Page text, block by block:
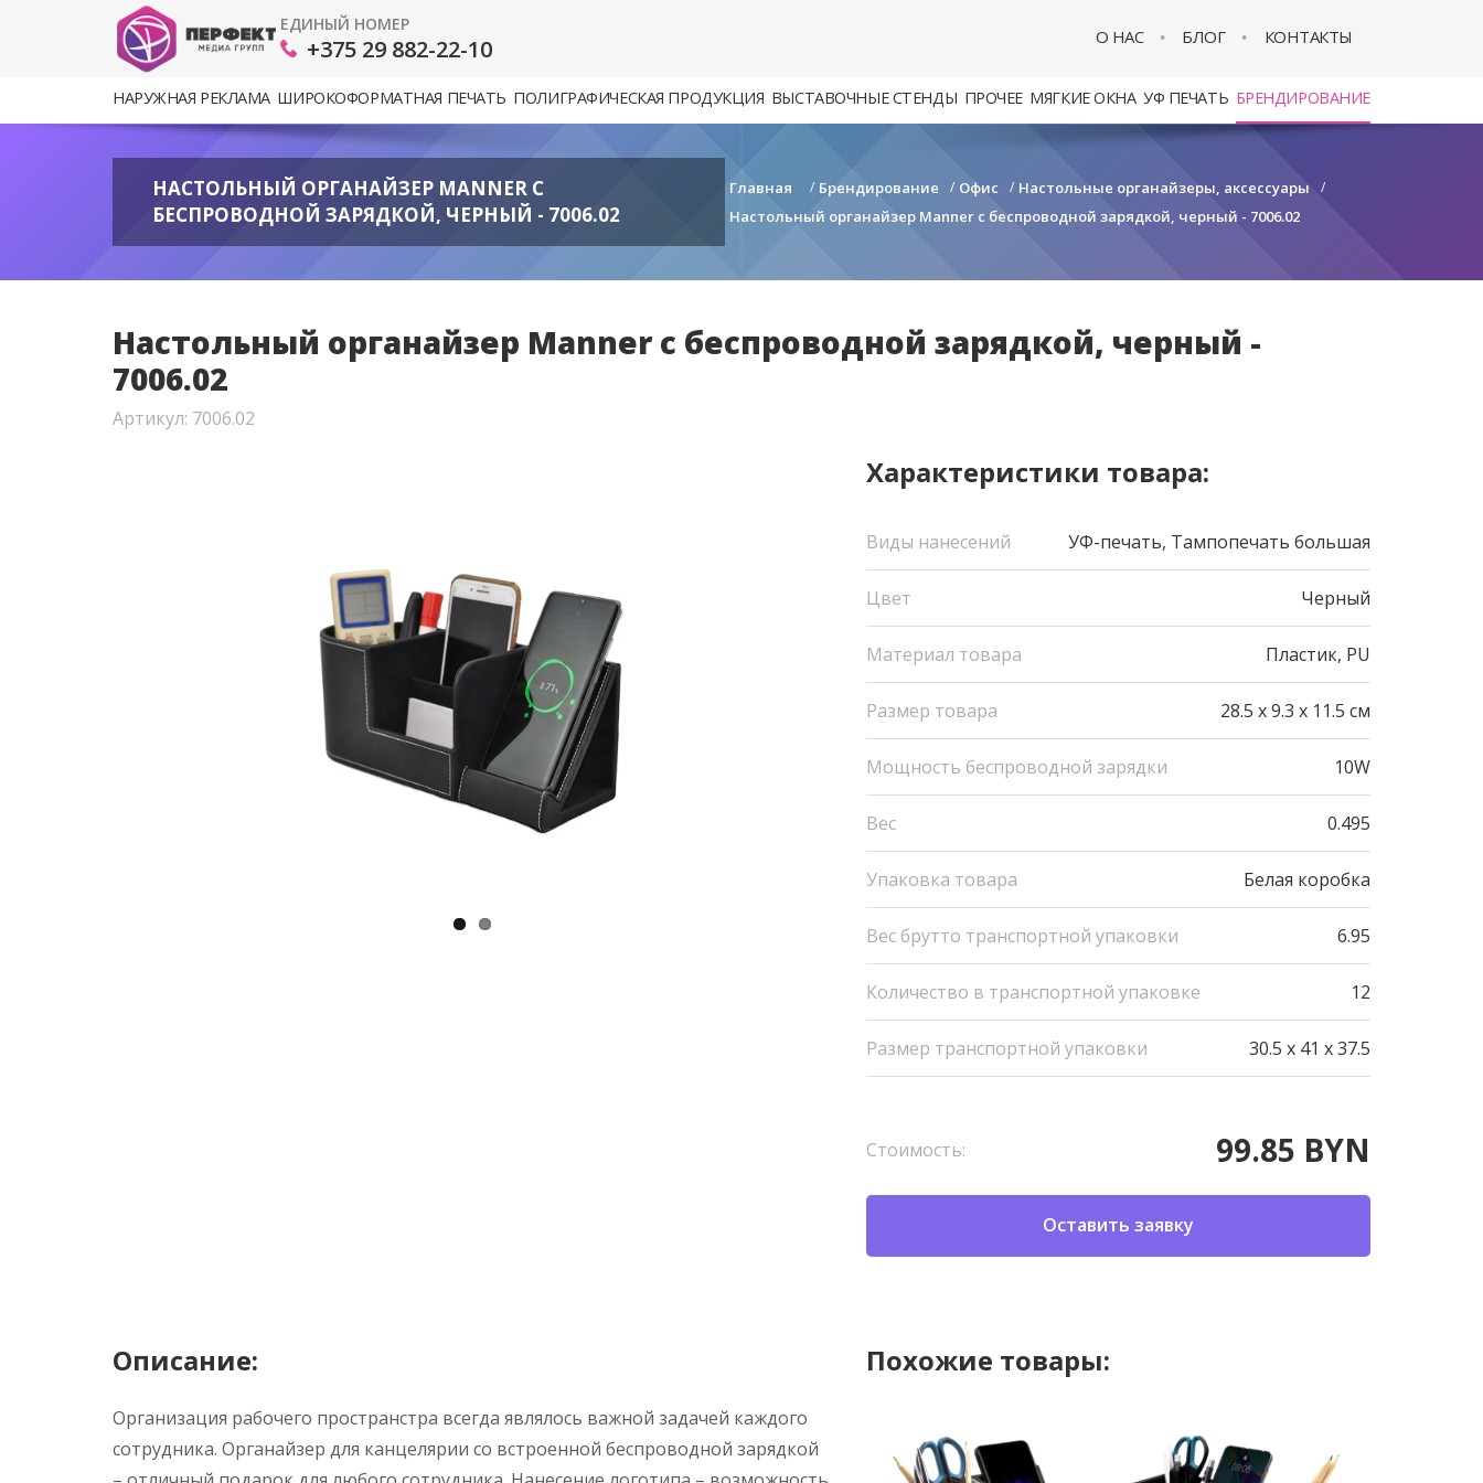
ЕДИНЫЙ НОМЕР
+375 29 882-22-10 О НАС БЛОГ КОНТАКТЫ
НАРУЖНАЯ РЕКЛАМА ШИРОКОФОРМАТНАЯ ПЕЧАТЬ ПОЛИГРАФИЧЕСКАЯ ПРОДУКЦИЯ ВЫСТАВОЧНЫЕ СТЕНДЫ ПРОЧЕЕ МЯГКИЕ ОКНА УФ ПЕЧАТЬ БРЕНДИРОВАНИЕ
НАСТОЛЬНЫЙ ОРГАНАЙЗЕР MANNER C
БЕСПРОВОДНОЙ ЗАРЯДКОЙ, ЧЕРНЫЙ - 7006.02
Главная / Брендирование / Офис / Настольные органайзеры, аксессуары /
Настольный органайзер Manner c беспроводной зарядкой, черный - 7006.02
Настольный органайзер Manner c беспроводной зарядкой, черный -
7006.02
Артикул: 7006.02
Характеристики товара:
Виды нанесений УФ-печать, Тампопечать большая
Цвет Черный
Материал товара Пластик, PU
Размер товара 28.5 x 9.3 x 11.5 см
Мощность беспроводной зарядки 10W
Вес 0.495
Упаковка товара Белая коробка
Вес брутто транспортной упаковки 6.95
Количество в транспортной упаковке 12
Размер транспортной упаковки 30.5 x 41 x 37.5
Стоимость: 99.85 BYN
Оставить заявку
Описание:
Организация рабочего пространстра всегда являлось важной задачей каждого
сотрудника. Органайзер для канцелярии со встроенной беспроводной зарядкой
Похожие товары: